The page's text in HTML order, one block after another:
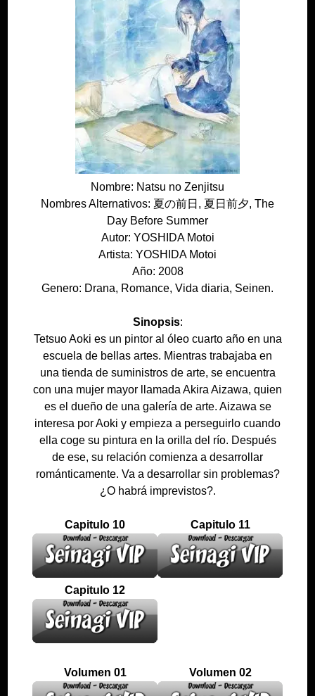
Nombre: Natsu no Zenjitsu
Nombres Alternativos: 夏の前日, 夏日前夕, The
Day Before Summer
Autor: YOSHIDA Motoi
Artista: YOSHIDA Motoi
Año: 2008
Genero: Drana, Romance, Vida diaria, Seinen.
Sinopsis:
Tetsuo Aoki es un pintor al óleo cuarto año en una
escuela de bellas artes. Mientras trabajaba en
una tienda de suministros de arte, se encuentra
con una mujer mayor llamada Akira Aizawa, quien
es el dueño de una galería de arte. Aizawa se
interesa por Aoki y empieza a perseguirlo cuando
ella coge su pintura en la orilla del río. Después
de ese, su relación comienza a desarrollar
románticamente. Va a desarrollar sin problemas?
¿O habrá imprevistos?.
Capitulo 10 Capitulo 11
Capitulo 12
Volumen 01 Volumen 02